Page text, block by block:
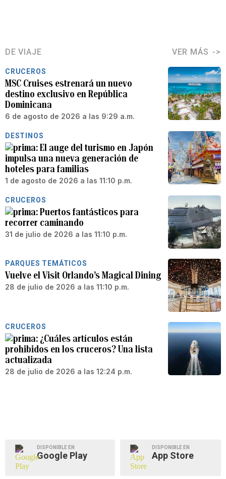
DE VIAJE VER MÁS
CRUCEROS
MSC Cruises estrenará un nuevo
destino exclusivo en República
Dominicana
6 de agosto de 2026 a las 9:29 a.m.
DESTINOS
El auge del turismo en Japón
impulsa una nueva generación de
hoteles para familias
1 de agosto de 2026 a las 11:10 p.m.
CRUCEROS
Puertos fantásticos para
recorrer caminando
31 de julio de 2026 a las 11:10 p.m.
PARQUES TEMÁTICOS
Vuelve el Visit Orlando’s Magical Dining
28 de julio de 2026 a las 11:10 p.m.
CRUCEROS
¿Cuáles artículos están
prohibidos en los cruceros? Una lista
actualizada
28 de julio de 2026 a las 12:24 p.m.
DISPONIBLE EN
Google Play
DISPONIBLE EN
App Store